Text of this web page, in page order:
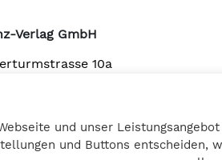
Verlag GmbH
10a
und unser
und Buttons entscheiden,